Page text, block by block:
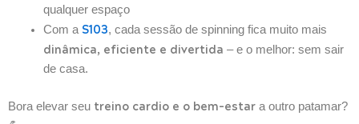
qualquer espaço
Com a S103, cada sessão de spinning fica muito mais
dinâmica, eficiente e divertida – e o melhor: sem sair
de casa.
Bora elevar seu treino cardio e o bem-estar a outro patamar?